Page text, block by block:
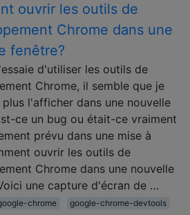
ouvrir les outils de
Chrome dans une
fenêtre?
d'utiliser les outils de
Chrome, il semble que je
plus l'afficher dans une nouvelle
ce un bug ou était-ce vraiment
prévu dans une mise à
ouvrir les outils de
Chrome dans une nouvelle
une capture d'écran de …
chrome google-chrome-devtools